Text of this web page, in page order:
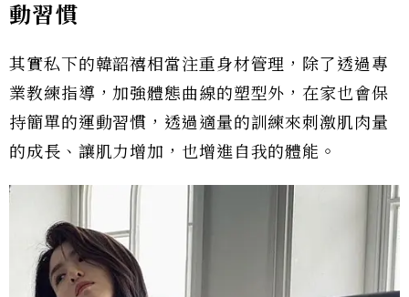
動習慣
其實私下的韓韶禧相當注重身材管理，除了透過專
業教練指導，加強體態曲線的塑型外，在家也會保
持簡單的運動習慣，透過適量的訓練來刺激肌肉量
的成長、讓肌力增加，也增進自我的體能。